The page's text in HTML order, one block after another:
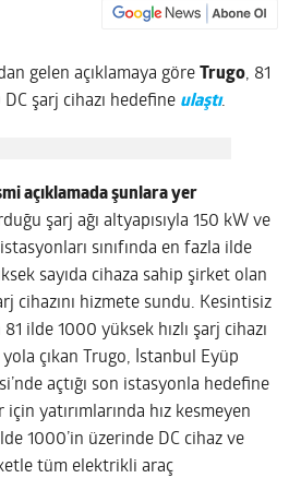
gelen açıklamaya göre Trugo, 81
DC şarj cihazı hedefine ulaştı.
açıklamada şunlara yer
şarj ağı altyapısıyla 150 kW ve
sınıfında en fazla ilde
sayıda cihaza sahip şirket olan
cihazını hizmete sundu. Kesintisiz
ilde 1000 yüksek hızlı şarj cihazı
çıkan Trugo, İstanbul Eyüp
açtığı son istasyonla hedefine
yatırımlarında hız kesmeyen
1000’in üzerinde DC cihaz ve
tüm elektrikli araç